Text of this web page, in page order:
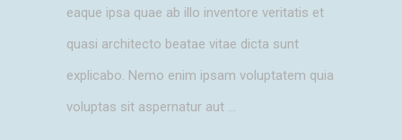
eaque ipsa quae ab illo inventore veritatis et
quasi architecto beatae vitae dicta sunt
explicabo. Nemo enim ipsam voluptatem quia
voluptas sit aspernatur aut